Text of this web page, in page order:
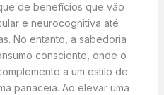
de benefícios que vão
e neurocognitiva até
No entanto, a sabedoria
consciente, onde o
a um estilo de
panaceia. Ao elevar uma